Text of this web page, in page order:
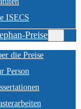
ISECS
Preise
die Preise
Person